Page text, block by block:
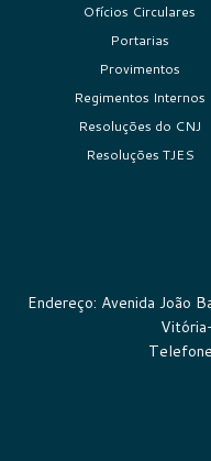
Ofícios Circulares
Portarias
Provimentos
Regimentos Internos
Resoluções do CNJ
Resoluções TJES
Endereço: Avenida João